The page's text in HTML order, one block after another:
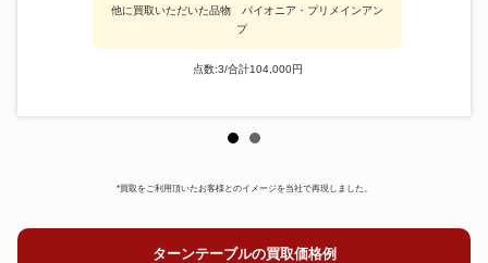
他に買取いただいた品物 パイオニア・プリメインアン
プ
点数:3/合計104,000円
*買取をご利用頂いたお客様とのイメージを当社で再現しました。
ターンテーブルの買取価格例